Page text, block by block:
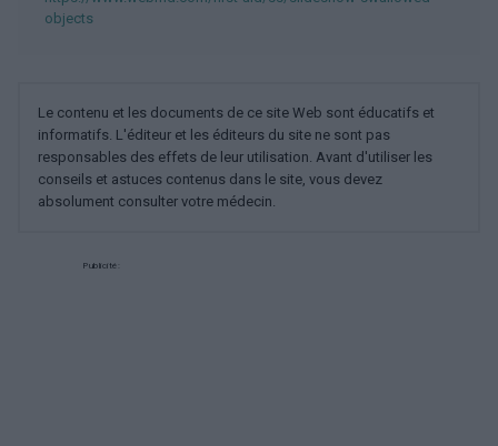
objects
Le contenu et les documents de ce site Web sont éducatifs et
informatifs. L'éditeur et les éditeurs du site ne sont pas
responsables des effets de leur utilisation. Avant d'utiliser les
conseils et astuces contenus dans le site, vous devez
absolument consulter votre médecin.
Publicité: